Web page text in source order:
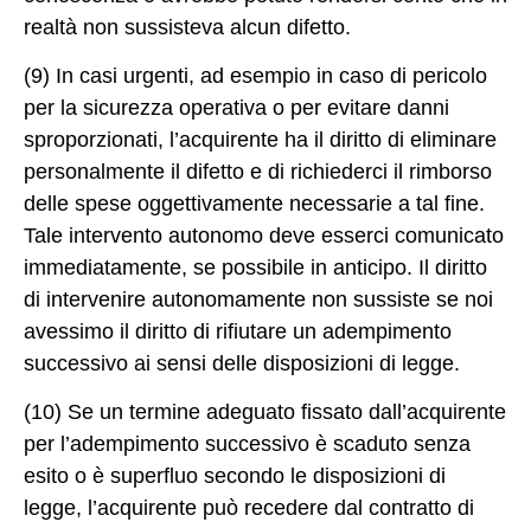
realtà non sussisteva alcun difetto.
(9) In casi urgenti, ad esempio in caso di pericolo
per la sicurezza operativa o per evitare danni
sproporzionati, l’acquirente ha il diritto di eliminare
personalmente il difetto e di richiederci il rimborso
delle spese oggettivamente necessarie a tal fine.
Tale intervento autonomo deve esserci comunicato
immediatamente, se possibile in anticipo. Il diritto
di intervenire autonomamente non sussiste se noi
avessimo il diritto di rifiutare un adempimento
successivo ai sensi delle disposizioni di legge.
(10) Se un termine adeguato fissato dall’acquirente
per l’adempimento successivo è scaduto senza
esito o è superfluo secondo le disposizioni di
legge, l’acquirente può recedere dal contratto di